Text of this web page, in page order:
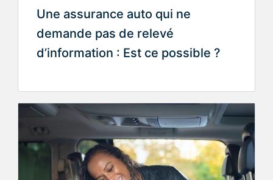
Une assurance auto qui ne
demande pas de relevé
d’information : Est ce possible ?